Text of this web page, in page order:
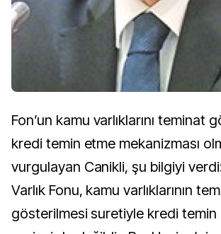
Fon’un kamu varlıklarını teminat
kredi temin etme mekanizması
vurgulayan Canikli, şu bilgiyi
Varlık Fonu, kamu varlıklarının
gösterilmesi suretiyle kredi temin